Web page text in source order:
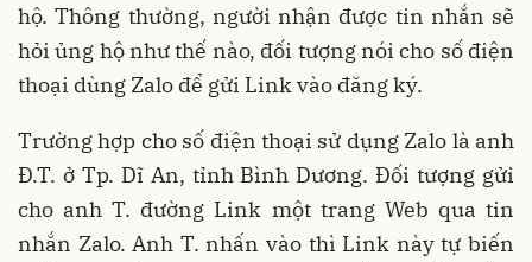
hộ. Thông thường, người nhận được tin nhắn sẽ
hỏi ủng hộ như thế nào, đối tượng nói cho số điện
thoại dùng Zalo để gửi Link vào đăng ký.
Trường hợp cho số điện thoại sử dụng Zalo là anh
Đ.T. ở Tp. Dĩ An, tỉnh Bình Dương. Đối tượng gửi
cho anh T. đường Link một trang Web qua tin
nhắn Zalo. Anh T. nhấn vào thì Link này tự biến